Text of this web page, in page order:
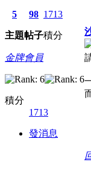
5
主題
98
帖子
1713
積分
金牌會員
積分
1713
發消息